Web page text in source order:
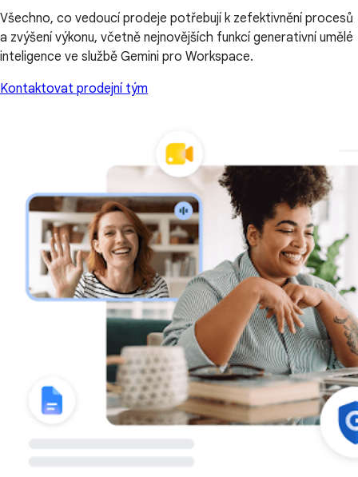
Všechno, co vedoucí prodeje potřebují k zefektivnění procesů
a zvýšení výkonu, včetně nejnovějších funkcí generativní umělé
inteligence ve službě Gemini pro Workspace.
Kontaktovat prodejní tým